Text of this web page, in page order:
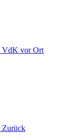
VdK vor Ort
Zurück